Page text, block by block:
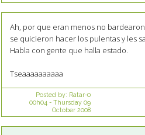
Ah, por que eran menos no
se quicieron hacer los pulentas y les
Habla con gente que halla estado.
Tseaaaaaaaaaa
Posted by: Ratar-0
00h04 - Thursday 09
October 2008